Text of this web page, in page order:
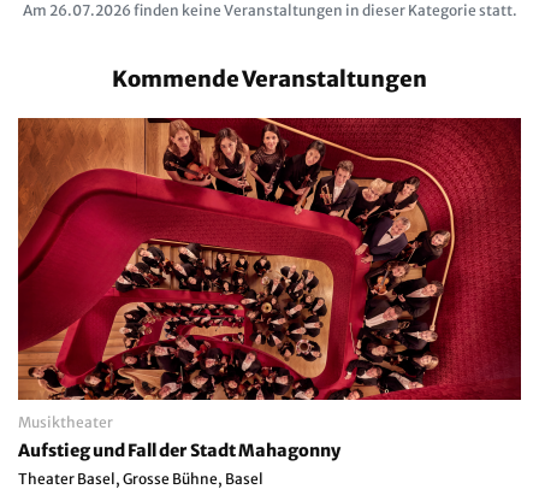
Am 26.07.2026 finden keine Veranstaltungen in dieser Kategorie statt.
Kommende Veranstaltungen
Musiktheater
Aufstieg und Fall der Stadt Mahagonny
Theater Basel, Grosse Bühne, Basel